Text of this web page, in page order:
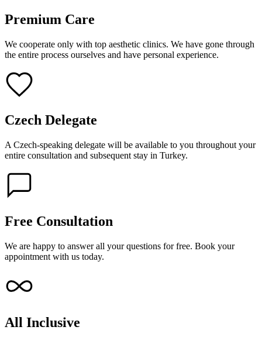
Premium Care
We cooperate only with top aesthetic clinics. We have gone through
the entire process ourselves and have personal experience.
Czech Delegate
A Czech-speaking delegate will be available to you throughout your
entire consultation and subsequent stay in Turkey.
Free Consultation
We are happy to answer all your questions for free. Book your
appointment with us today.
All Inclusive